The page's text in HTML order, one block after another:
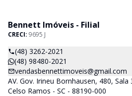
Bennett Imóveis - Filial
CRECI: 9695 J
(48) 3262-2021
(48) 98480-2021
vendasbennettimoveis@gmail.com
AV. Gov. Irineu Bornhausen, 480,
Celso Ramos - SC - 88190-000